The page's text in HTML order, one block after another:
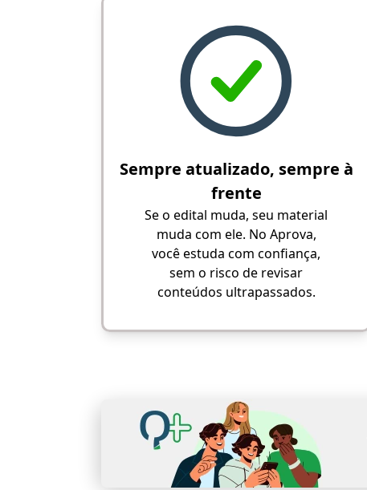
Sempre atualizado, sempre à
frente
Se o edital muda, seu material
muda com ele. No Aprova,
você estuda com confiança,
sem o risco de revisar
conteúdos ultrapassados.